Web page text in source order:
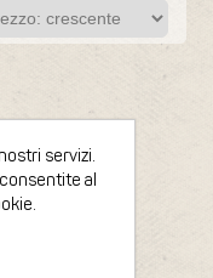
servizi.
al